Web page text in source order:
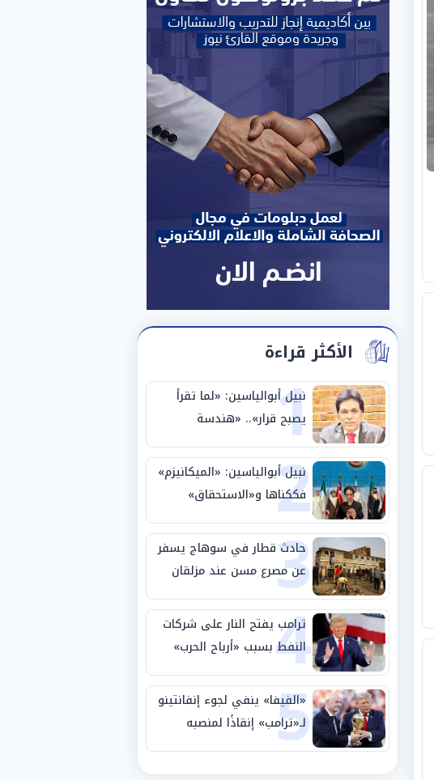
الأكثر قراءة
1
نبيل أبوالياسين: «لما تقرأ
يصبح قرار».. «هندسة
الاستثمار السيادي» بين «ربط
الجيب بالوطن» و«سيادة
الكلمة»
2
نبيل أبوالياسين: «الميكانيزم»
فككناها و«الاستحقاق»
حتمية.. «تفعيل الإرادة»
مهمة الجامعة العربية
3
حادث قطار في سوهاج يسفر
عن مصرع مسن عند مزلقان
المراغة
4
ترامب يفتح النار على شركات
النفط بسبب «أرباح الحرب»
5
«الفيفا» ينفي لجوء إنفانتينو
لـ«ترامب» إنقاذًا لمنصبه